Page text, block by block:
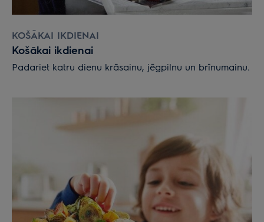
KOŠĀKAI IKDIENAI
Košākai ikdienai
Padariet katru dienu krāsainu, jēgpilnu un brīnumainu.